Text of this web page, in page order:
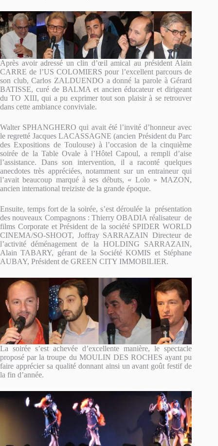
Après avoir adressé un clin d’œil amical au président Alain
CARRE de l’US COLOMIERS pour l’excellent parcours de
son club, Carlos ZALDUENDO a donné la parole à Gérard
BATISSE, curé de BALMA et ancien éducateur et dirigeant
du TO XIII, qui a pu exprimer tout son plaisir à se retrouver
dans cette ambiance conviviale.
Walter SPHANGHERO qui avait été l’invité d’honneur avec
le regretté Jacques LACASSAGNE (ancien Président du Parc
des Expositions de Toulouse) à l’occasion de la cinquième
soirée de la Table Ovale à l’Hôtel Capoul, a rempli d’aise
l’assistance. Dans son intervention, il a raconté quelques
anecdotes très appréciées, notamment sur un entraineur qui
l’avait beaucoup marqué à ses débuts, « Lolo » MAZON,
ancien international treiziste de la grande époque.
Ensuite, temps fort de la soirée, s’est déroulée la présentation
des nouveaux Compagnons : Thierry OBADIA réalisateur de
films Corporate et Président de la société SPIDER WORLD
CINEMA/SO-SHOOT, Joffray SARRAZAIN Directeur de
l’activité déménagement de la HOLDING SARRAZAIN,
Alain TABARY, gérant de la Société KOMIS et Stéphane
AUBAY, Président de GREEN CITY IMMOBILIER.­­
La soirée s’est achevée d’excellente manière, le spectacle
proposé par la troupe du MOULIN DES ROCHES ayant pu
faire apprécier sa qualité donnant ainsi un avant goût festif de
la fin d’année.